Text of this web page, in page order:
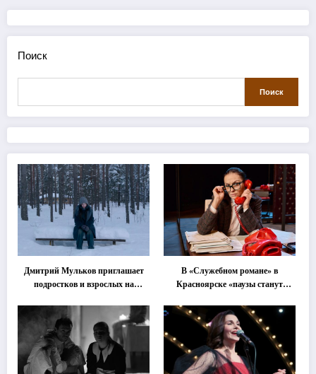
Поиск
Поиск
Дмитрий Мульков приглашает
подростков и взрослых на
В «Служебном романе» в
Красноярске «паузы станут